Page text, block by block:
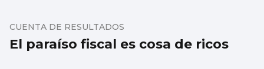
El paraíso fiscal es cosa de ricos
CUENTA DE RESULTADOS